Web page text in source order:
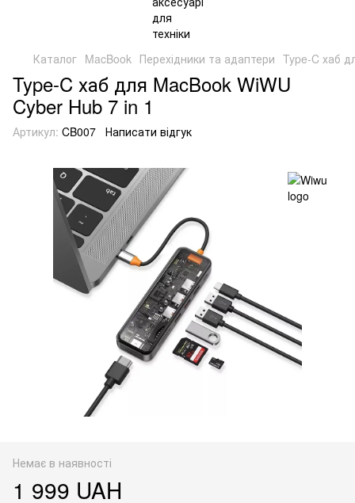
Каталог MacBook Перехідники та адаптери Type-C хаб
Type-C хаб для MacBook WiWU
Cyber Hub 7 in 1
Артикул: CB007 Написати відгук
Немає в наявності
1 999 UAH